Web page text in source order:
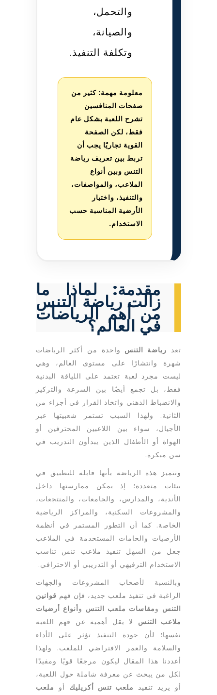
والتحمل،
والصيانة،
وتكلفة التنفيذ.
معلومة مهمة: كثير من
صفحات المنافسين
تشرح اللعبة بشكل عام
فقط، لكن الصفحة
القوية تجاريًا يجب أن
تربط بين تعريف رياضة
التنس وبين أنواع
الملاعب، والمواصفات،
والتنفيذ، واختيار
الأرضية المناسبة حسب
الاستخدام.
مقدمة: لماذا ما
زالت رياضة التنس
من أهم الرياضات
في العالم؟
تعد رياضة التنس واحدة من أكثر الرياضات
شهرة وانتشارًا على مستوى العالم، وهي
ليست مجرد لعبة تعتمد على اللياقة البدنية
فقط، بل تجمع أيضًا بين السرعة والتركيز
والانضباط الذهني واتخاذ القرار في أجزاء من
الثانية. ولهذا السبب تستمر شعبيتها عبر
الأجيال، سواء بين اللاعبين المحترفين أو
الهواة أو الأطفال الذين يبدأون التدريب في
سن مبكرة.
وتتميز هذه الرياضة بأنها قابلة للتطبيق في
بيئات متعددة؛ إذ يمكن ممارستها داخل
الأندية، والمدارس، والجامعات، والمنتجعات،
والمشروعات السكنية، والمراكز الرياضية
الخاصة. كما أن التطور المستمر في أنظمة
الأرضيات والخامات المستخدمة في الملاعب
جعل من السهل تنفيذ ملاعب تنس تناسب
الاستخدام الترفيهي أو التدريبي أو الاحترافي.
وبالنسبة لأصحاب المشروعات والجهات
الراغبة في تنفيذ ملعب جديد، فإن فهم قوانين
التنس ومقاسات ملعب التنس وأنواع أرضيات
ملاعب التنس لا يقل أهمية عن فهم اللعبة
نفسها؛ لأن جودة التنفيذ تؤثر على الأداء
والسلامة والعمر الافتراضي للملعب. ولهذا
أعددنا هذا المقال ليكون مرجعًا قويًا ومفيدًا
لكل من يبحث عن معرفة شاملة حول اللعبة،
أو يريد تنفيذ ملعب تنس أكريليك أو ملعب